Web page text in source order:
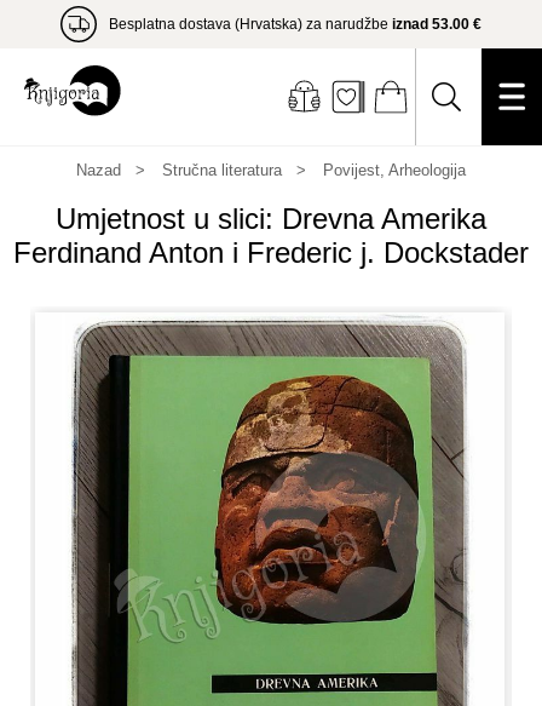
Besplatna dostava (Hrvatska) za narudžbe iznad 53.00 €
Nazad Stručna literatura Povijest, Arheologija
Umjetnost u slici: Drevna Amerika
Ferdinand Anton i Frederic j. Dockstader